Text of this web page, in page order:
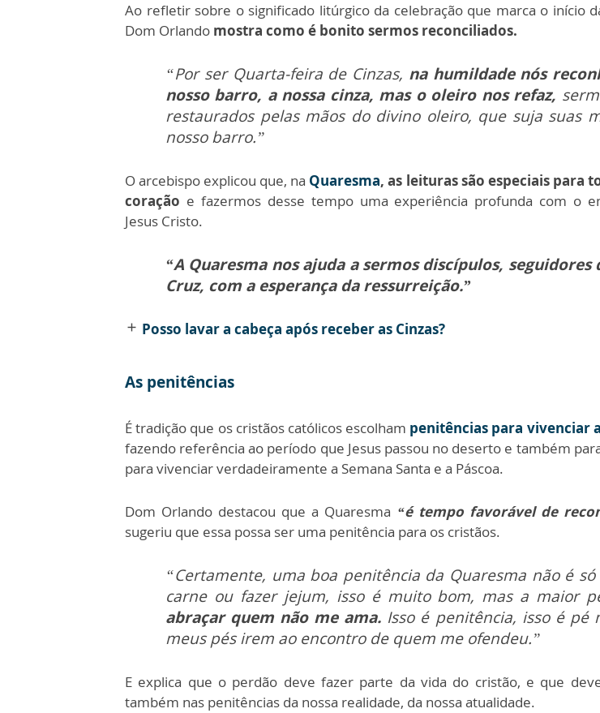
Ao refletir sobre o significado litúrgico da celebração que marca o início
Dom Orlando mostra como é bonito sermos reconciliados.
“Por ser Quarta-feira de Cinzas, na humildade nós
nosso barro, a nossa cinza, mas o oleiro nos refaz,
restaurados pelas mãos do divino oleiro, que suja suas
nosso barro.”
O arcebispo explicou que, na Quaresma, as leituras são especiais para
coração e fazermos desse tempo uma experiência profunda com o
Jesus Cristo.
“A Quaresma nos ajuda a sermos discípulos, seguidores
Cruz, com a esperança da ressurreição.”
add Posso lavar a cabeça após receber as Cinzas?
As penitências
É tradição que os cristãos católicos escolham penitências para vivenciar
fazendo referência ao período que Jesus passou no deserto e também
para vivenciar verdadeiramente a Semana Santa e a Páscoa.
Dom Orlando destacou que a Quaresma “é tempo favorável de
sugeriu que essa possa ser uma penitência para os cristãos.
“Certamente, uma boa penitência da Quaresma não é
carne ou fazer jejum, isso é muito bom, mas a maior
abraçar quem não me ama. Isso é penitência, isso é pé
meus pés irem ao encontro de quem me ofendeu.”
E explica que o perdão deve fazer parte da vida do cristão, e que
também nas penitências da nossa realidade, da nossa atualidade.